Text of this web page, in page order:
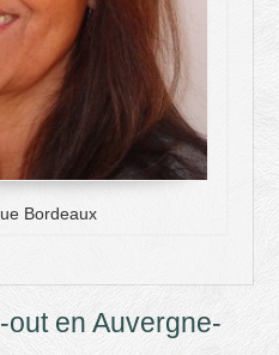
Bordeaux
en Auvergne-